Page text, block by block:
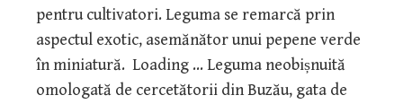
pentru cultivatori. Leguma se remarcă prin
aspectul exotic, asemănător unui pepene verde
în miniatură. Loading ... Leguma neobișnuită
omologată de cercetătorii din Buzău, gata de